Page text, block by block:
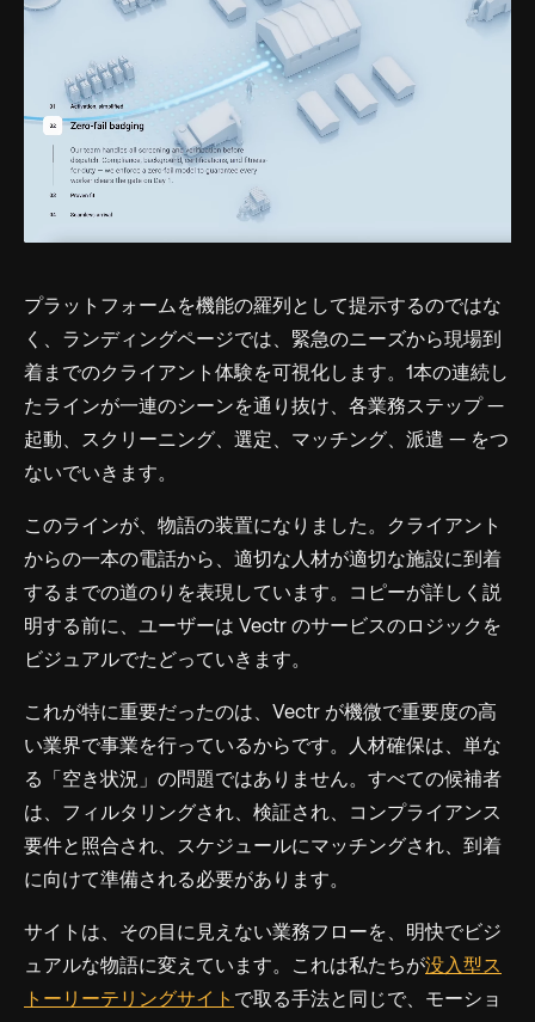
プラットフォームを機能の羅列として提示するのではな
く、ランディングページでは、緊急のニーズから現場到
着までのクライアント体験を可視化します。1本の連続し
たラインが一連のシーンを通り抜け、各業務ステップ —
起動、スクリーニング、選定、マッチング、派遣 — をつ
ないでいきます。
このラインが、物語の装置になりました。クライアント
からの一本の電話から、適切な人材が適切な施設に到着
するまでの道のりを表現しています。コピーが詳しく説
明する前に、ユーザーは Vectr のサービスのロジックを
ビジュアルでたどっていきます。
これが特に重要だったのは、Vectr が機微で重要度の高
い業界で事業を行っているからです。人材確保は、単な
る「空き状況」の問題ではありません。すべての候補者
は、フィルタリングされ、検証され、コンプライアンス
要件と照合され、スケジュールにマッチングされ、到着
に向けて準備される必要があります。
サイトは、その目に見えない業務フローを、明快でビジ
ュアルな物語に変えています。これは私たちが没入型ス
トーリーテリングサイト で取る手法と同じで、モーショ